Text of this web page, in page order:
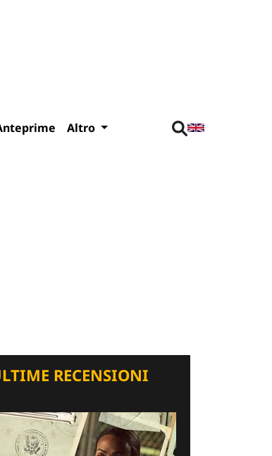
Altro
RECENSIONI